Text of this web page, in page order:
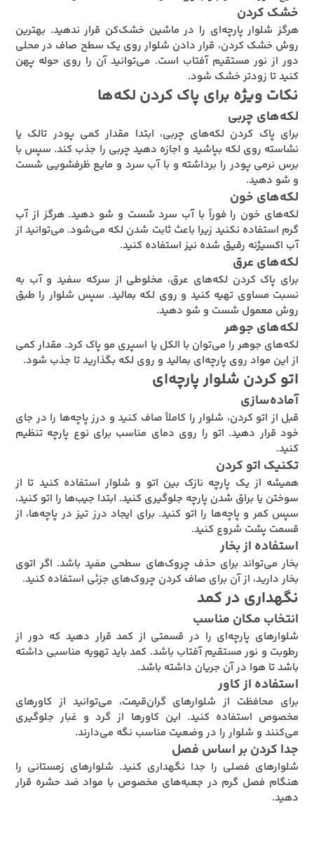
خشک کردن
هرگز شلوار پارچه‌ای را در ماشین خشک‌کن قرار ندهید. بهترین
روش خشک کردن، قرار دادن شلوار روی یک سطح صاف در محلی
دور از نور مستقیم آفتاب است. می‌توانید آن را روی حوله پهن
کنید تا زودتر خشک شود.
نکات ویژه برای پاک کردن لکه‌ها
لکه‌های چربی
برای پاک کردن لکه‌های چربی، ابتدا مقدار کمی پودر تالک یا
نشاسته روی لکه بپاشید و اجازه دهید چربی را جذب کند. سپس با
برس نرمی پودر را برداشته و با آب سرد و مایع ظرفشویی شست
و شو دهید.
لکه‌های خون
لکه‌های خون را فوراً با آب سرد شست و شو دهید. هرگز از آب
گرم استفاده نکنید زیرا باعث ثابت شدن لکه می‌شود. می‌توانید از
آب اکسیژنه رقیق شده نیز استفاده کنید.
لکه‌های عرق
برای پاک کردن لکه‌های عرق، مخلوطی از سرکه سفید و آب به
نسبت مساوی تهیه کنید و روی لکه بمالید. سپس شلوار را طبق
روش معمول شست و شو دهید.
لکه‌های جوهر
لکه‌های جوهر را می‌توان با الکل یا اسپری مو پاک کرد. مقدار کمی
از این مواد روی پارچه‌ای بمالید و روی لکه بگذارید تا جذب شود.
اتو کردن شلوار پارچه‌ای
آماده‌سازی
قبل از اتو کردن، شلوار را کاملاً صاف کنید و درز پاچه‌ها را در جای
خود قرار دهید. اتو را روی دمای مناسب برای نوع پارچه تنظیم
کنید.
تکنیک اتو کردن
همیشه از یک پارچه نازک بین اتو و شلوار استفاده کنید تا از
سوختن یا براق شدن پارچه جلوگیری کنید. ابتدا جیب‌ها را اتو کنید،
سپس کمر و پاچه‌ها را اتو کنید. برای ایجاد درز تیز در پاچه‌ها، از
قسمت پشت شروع کنید.
استفاده از بخار
بخار می‌تواند برای حذف چروک‌های سطحی مفید باشد. اگر اتوی
بخار دارید، از آن برای صاف کردن چروک‌های جزئی استفاده کنید.
نگهداری در کمد
انتخاب مکان مناسب
شلوارهای پارچه‌ای را در قسمتی از کمد قرار دهید که دور از
رطوبت و نور مستقیم آفتاب باشد. کمد باید تهویه مناسبی داشته
باشد تا هوا در آن جریان داشته باشد.
استفاده از کاور
برای محافظت از شلوارهای گران‌قیمت، می‌توانید از کاورهای
مخصوص استفاده کنید. این کاورها از گرد و غبار جلوگیری
می‌کنند و شلوار را در وضعیت مناسب نگه می‌دارند.
جدا کردن بر اساس فصل
شلوارهای فصلی را جدا نگهداری کنید. شلوارهای زمستانی را
هنگام فصل گرم در جعبه‌های مخصوص با مواد ضد حشره قرار
دهید.